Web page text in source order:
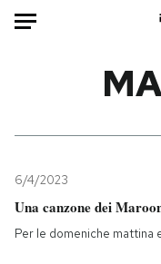
Mondo
Politica
Tecnologia
6/4/2023
Una canzone dei
Per le domeniche mattina